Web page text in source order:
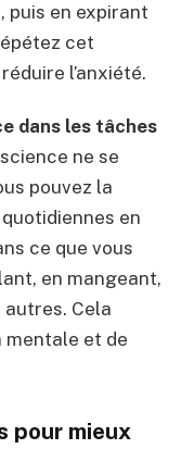
puis en expirant
cet
l’anxiété.
dans les tâches
ne se
pouvez la
en
ce que vous
en mangeant,
Cela
mentale et de
pour mieux